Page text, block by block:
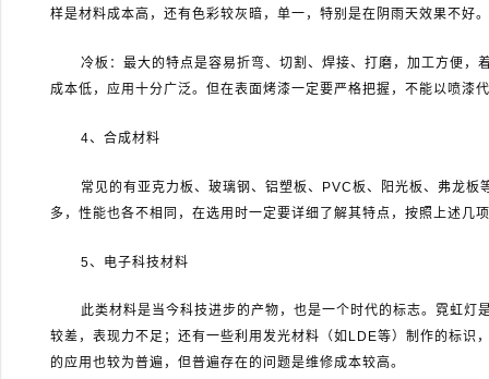
样是材料成本高，还有色彩较灰暗，单一，特别是在阴雨天效果不好
冷板：最大的特点是容易折弯、切割、焊接、打磨，加工方便
成本低，应用十分广泛。但在表面烤漆一定要严格把握，不能以喷漆
4、合成材料
常见的有亚克力板、玻璃钢、铝塑板、 PVC板、阳光板、弗龙板
多，性能也各不相同，在选用时一定要详细了解其特点，按照上述几
5、电子科技材料
此类材料是当今科技进步的产物，也是一个时代的标志。霓虹
较差，表现力不足；还有一些利用发光材料（如 LDE等）制作的标识
的应用也较为普遍，但普遍存在的问题是维修成本较高。